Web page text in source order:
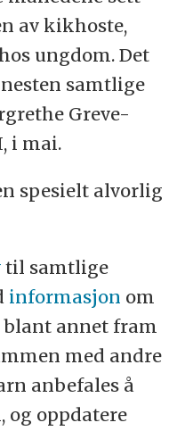
av kikhoste,
ungdom. Det
samtlige
Greve-
i mai.
spesielt alvorlig
til samtlige
informasjon om
annet fram
med andre
anbefales å
og oppdatere